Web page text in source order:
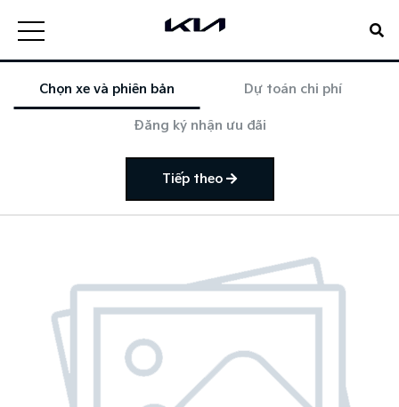
Chọn xe và phiên bản Dự toán chi phí
Đăng ký nhận ưu đãi
Tiếp theo